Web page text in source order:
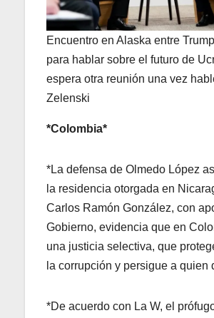
Encuentro en Alaska entre
para hablar sobre el futuro de
espera otra reunión una vez
Zelenski
*Colombia*
*La defensa de Olmedo López
la residencia otorgada en
Carlos Ramón González, con
Gobierno, evidencia que en
una justicia selectiva, que
la corrupción y persigue a quien
*De acuerdo con La W, el